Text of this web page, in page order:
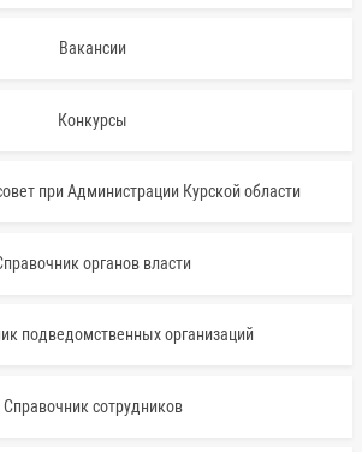
Вакансии
Конкурсы
при Администрации Курской области
органов власти
подведомственных организаций
Справочник сотрудников